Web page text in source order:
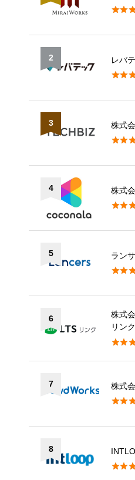

2
レバ

3
株式

4
株式

5
ラン

6
株式
リンク

7
株式

8
